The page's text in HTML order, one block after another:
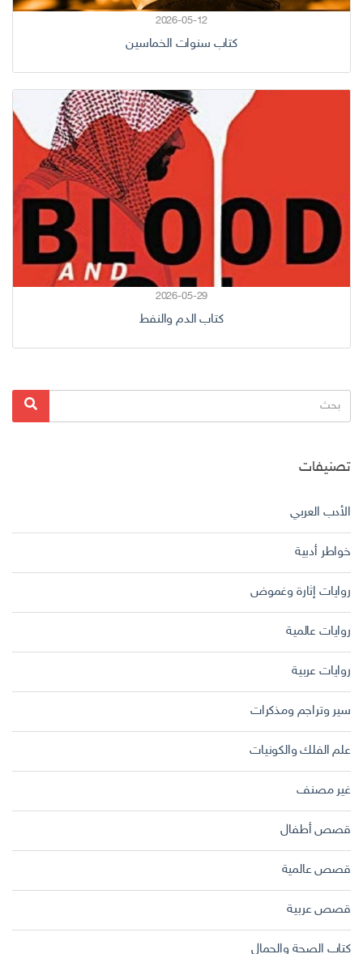
2026-05-12
كتاب سنوات الخماسين
2026-05-29
كتاب الدم والنفط
البحث
عن:
بحث
تصنيفات
الأدب العربي
خواطر أدبية
روايات إثارة وغموض
روايات عالمية
روايات عربية
سير وتراجم ومذكرات
علم الفلك والكونيات
غير مصنف
قصص أطفال
قصص عالمية
قصص عربية
كتاب الصحة والجمال